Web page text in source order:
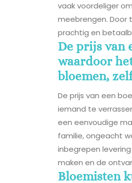
vaak voordeliger
meebrengen. Door
prachtig en
De prijs van
waardoor
bloemen,
De prijs van een
iemand te
een eenvoudige
familie, ongeacht
inbegrepen
maken en de
Bloemisten